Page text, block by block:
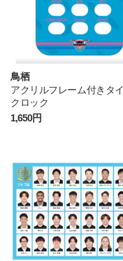
鳥栖
アクリルフレーム付きタ
クロック
1,650円